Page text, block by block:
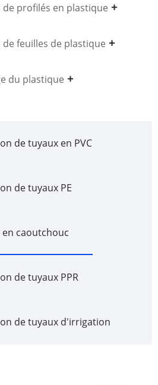
profilés en plastique
feuilles de plastique
du plastique
de tuyaux en PVC
de tuyaux PE
caoutchouc
de tuyaux PPR
de tuyaux d'irrigation